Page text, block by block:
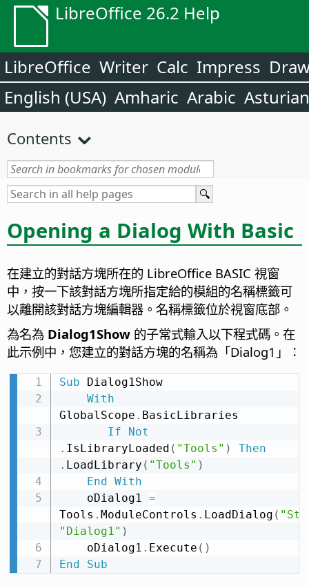
LibreOffice 26.2 Help
LibreOffice Writer Calc Impress
English (USA) Amharic Arabic Asturian
Contents
Opening a Dialog With Basic
在建立的對話方塊所在的 LibreOffice BASIC 視窗
中，按一下該對話方塊所指定給的模組的名稱標籤可
以離開該對話方塊編輯器。名稱標籤位於視窗底部。
為名為 Dialog1Show 的子常式輸入以下程式碼。在
此示例中，您建立的對話方塊的名稱為「Dialog1」：
Sub Dialog1Show
With
GlobalScope . BasicLibraries
If
Not
. IsLibraryLoaded ( "Tools" )
Then
. LoadLibrary ( "Tools" )
End
With
    oDialog1
=
Tools . ModuleControls . LoadDialog (
"Dialog1" )
    oDialog1
. Execute ( )
End
Sub